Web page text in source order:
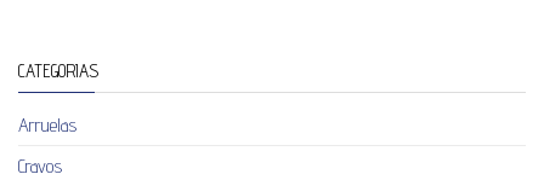
CATEGORIAS
Arruelas
Cravos